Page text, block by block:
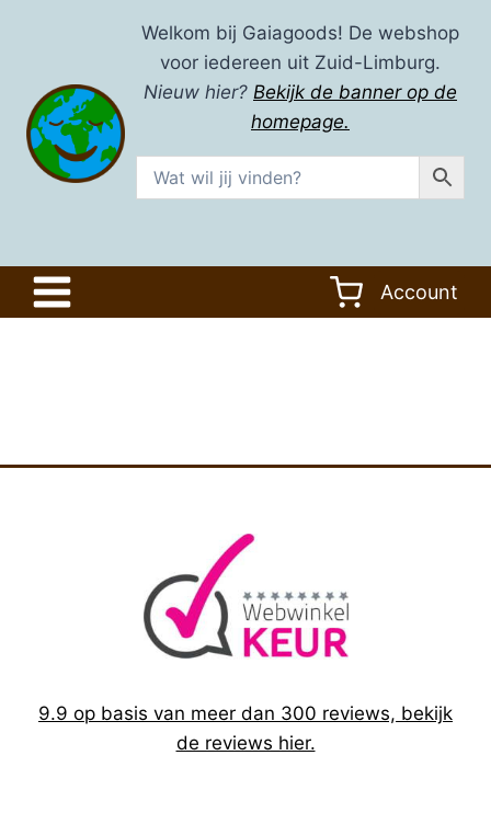
Welkom bij Gaiagoods! De webshop
voor iedereen uit Zuid-Limburg.
Nieuw hier? Bekijk de banner op de
homepage.
Account
9.9 op basis van meer dan 300 reviews, bekijk
de reviews hier.